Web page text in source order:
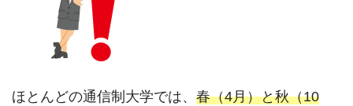
ほとんどの通信制大学では、 春（4月）と秋（10